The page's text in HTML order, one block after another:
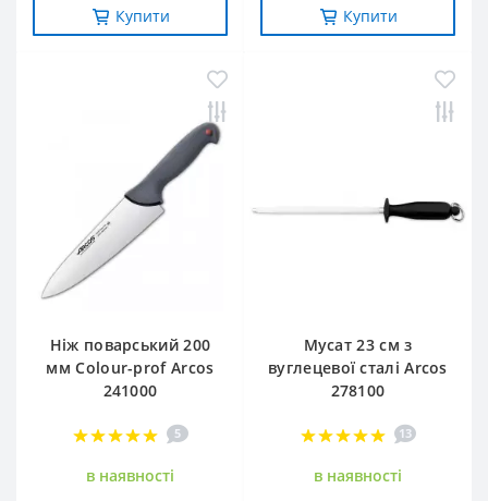
Купити Купити
Ніж поварський 200
мм Сolour-prof Arcos
241000
5
в наявностi
Мусат 23 см з
вуглецевої сталі Arcos
278100
13
в наявностi